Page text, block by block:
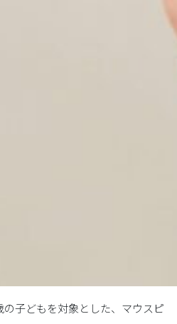
子どもを対象とした、マウスピ